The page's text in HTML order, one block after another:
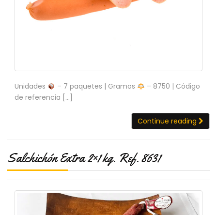
Unidades – 7 paquetes | Gramos
– 8750 | Código
de referencia […]
Continue reading
Salchichón Extra 2×1 kg. Ref. 8631